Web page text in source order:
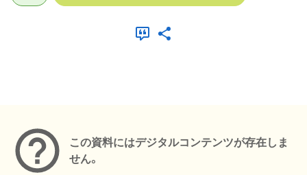
この資料にはデジタルコンテンツが存在しま
せん。